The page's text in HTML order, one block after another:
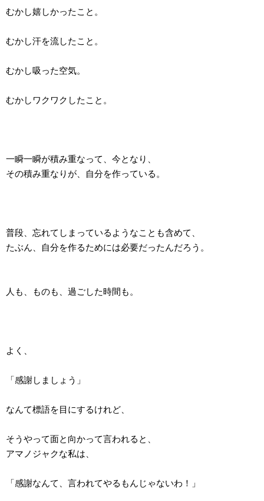
むかし嬉しかったこと。
むかし汗を流したこと。
むかし吸った空気。
むかしワクワクしたこと。
一瞬一瞬が積み重なって、今となり、
その積み重なりが、自分を作っている。
普段、忘れてしまっているようなことも含めて、
たぶん、自分を作るためには必要だったんだろう。
人も、ものも、過ごした時間も。
よく、
「感謝しましょう」
なんて標語を目にするけれど、
そうやって面と向かって言われると、
アマノジャクな私は、
「感謝なんて、言われてやるもんじゃないわ！」